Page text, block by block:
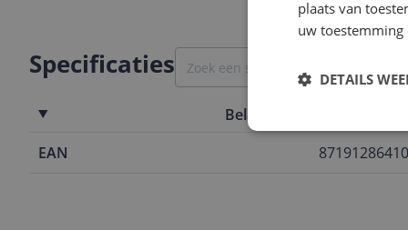
Specificaties
Belangrijkste kenmerken
EAN
plaats van
uw
DETAILS